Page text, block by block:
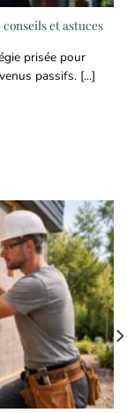
et astuces
prisée pour
passifs. [...]